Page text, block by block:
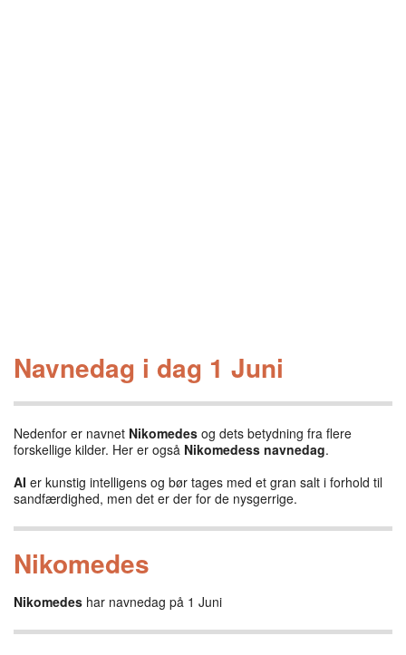
Navnedag i dag 1 Juni
Nedenfor er navnet Nikomedes og dets betydning fra flere
forskellige kilder. Her er også Nikomedess navnedag.
AI er kunstig intelligens og bør tages med et gran salt i forhold til
sandfærdighed, men det er der for de nysgerrige.
Nikomedes
Nikomedes har navnedag på 1 Juni